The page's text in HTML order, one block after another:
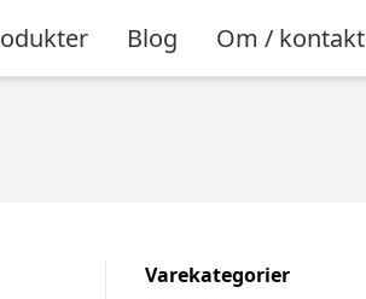
Blog Om / kontakt
Varekategorier